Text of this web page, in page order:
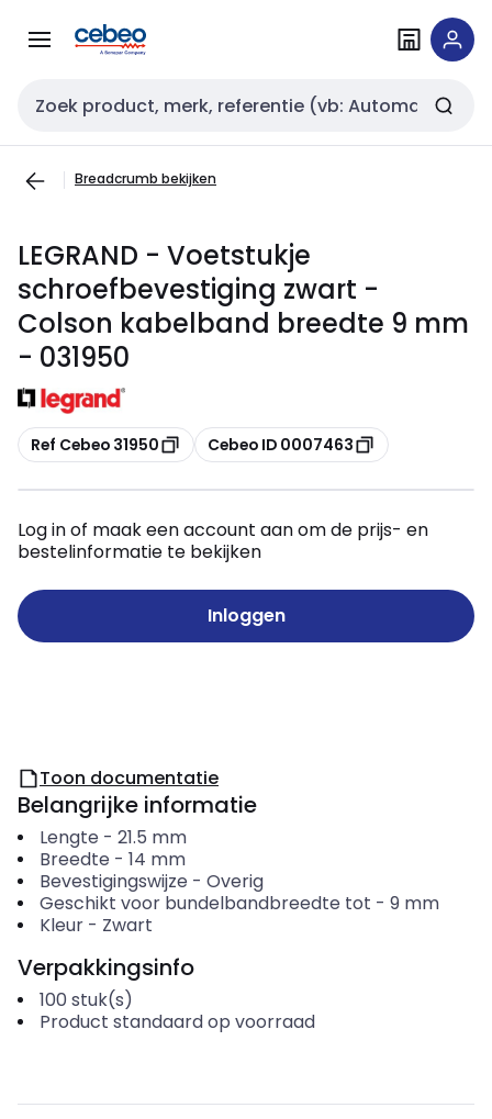
naar
naar
Zoekveld invoer
Breadcrumb bekijken
LEGRAND - Voetstukje
schroefbevestiging zwart -
Colson kabelband breedte 9 mm
- 031950
Kopiëren
Ref Cebeo 31950 Kopiëren
Cebeo ID 0007463
Log in of maak een account aan om de prijs- en
bestelinformatie te bekijken
Inloggen
Toon documentatie
Belangrijke informatie
Lengte - 21.5 mm
Breedte - 14 mm
Bevestigingswijze - Overig
Geschikt voor bundelbandbreedte tot - 9 mm
Kleur- Zwart
Verpakkingsinfo
100 stuk(s)
Product standaard op voorraad